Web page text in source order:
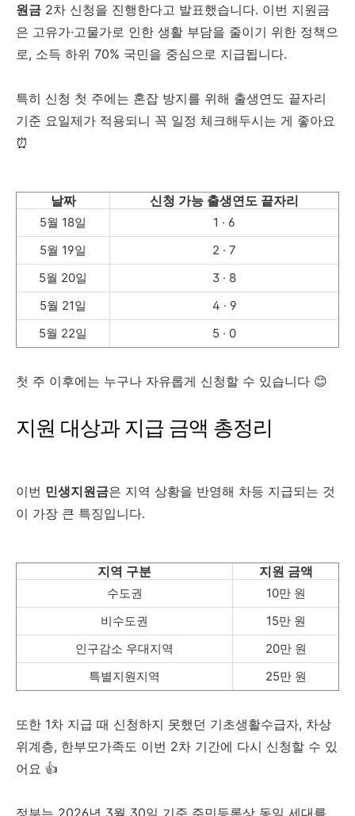
원금 2차 신청을 진행한다고 발표했습니다. 이번 지원금
은 고유가·고물가로 인한 생활 부담을 줄이기 위한 정책으
로, 소득 하위 70% 국민을 중심으로 지급됩니다.
특히 신청 첫 주에는 혼잡 방지를 위해 출생연도 끝자리
기준 요일제가 적용되니 꼭 일정 체크해두시는 게 좋아요
⏰
날짜 신청 가능 출생연도 끝자리
5월 18일
1 · 6
5월 19일
2 · 7
5월 20일
3 · 8
5월 21일
4 · 9
5월 22일
5 · 0
첫 주 이후에는 누구나 자유롭게 신청할 수 있습니다 😊
지원 대상과 지급 금액 총정리
이번 민생지원금은 지역 상황을 반영해 차등 지급되는 것
이 가장 큰 특징입니다.
지역 구분 지원 금액
수도권
10만 원
비수도권
15만 원
인구감소 우대지역
20만 원
특별지원지역
25만 원
또한 1차 지급 때 신청하지 못했던 기초생활수급자, 차상
위계층, 한부모가족도 이번 2차 기간에 다시 신청할 수 있
어요 👍
정부는 2026년 3월 30일 기준 주민등록상 동일 세대를